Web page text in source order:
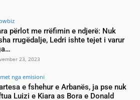
përlot me rrëfimin e ndjerë: Nuk
rrugëdalje, Ledri ishte tejet i varur
23, 2023
nga emisioni
e fshehur e Arbanës, ja pse nuk
Luizi e Kiara as Bora e Donald